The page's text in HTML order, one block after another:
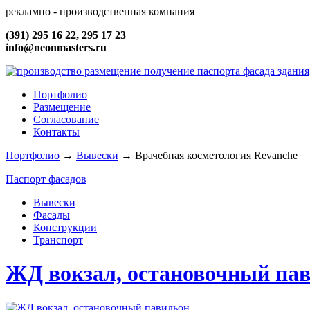
рекламно - производственная компания
(391) 295 16 22, 295 17 23
info@neonmasters.ru
Портфолио
Размещение
Согласование
Контакты
Портфолио → Вывески → Врачебная косметология Revanche
Паспорт фасадов
Вывески
Фасады
Конструкции
Транспорт
ЖД вокзал, остановочный